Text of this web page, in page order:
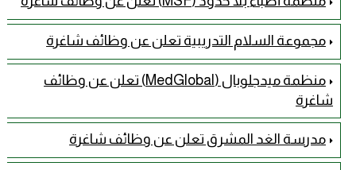
مجموعة السلام التدريبية تعلن عن وظائف شاغرة
منظمة ميدجلوبال (MedGlobal) تعلن عن وظائف
شاغرة
مدرسة الغد المشرق تعلن عن وظائف شاغرة